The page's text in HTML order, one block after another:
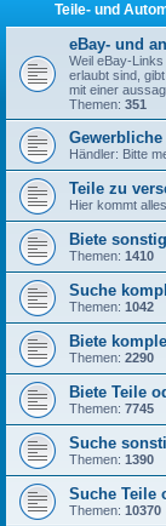
Teile- und
eBay- und
Weil eBay-
erlaubt sind,
mit einer
Themen: 351
Händler: Bitte
Teile zu
Hier kommt
Biete
Themen: 1410
Suche
Themen: 1042
Biete
Themen: 2290
Biete Teile
Themen: 7745
Suche
Themen: 1390
Suche Teile
Themen: 10370